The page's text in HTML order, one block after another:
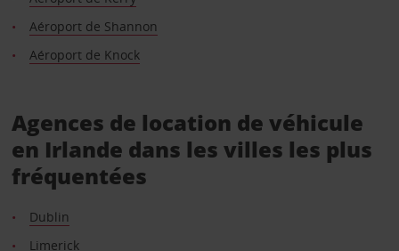
Aéroport de Shannon
Aéroport de Knock
Agences de location de véhicule
en Irlande dans les villes les plus
fréquentées
Dublin
Limerick